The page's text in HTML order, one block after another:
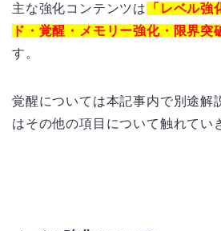
主な強化コンテンツは
「レベル
ド・覚醒・メモリー強化・限界突
す。
覚醒については本記事内で別途解
はその他の項目について触れてい